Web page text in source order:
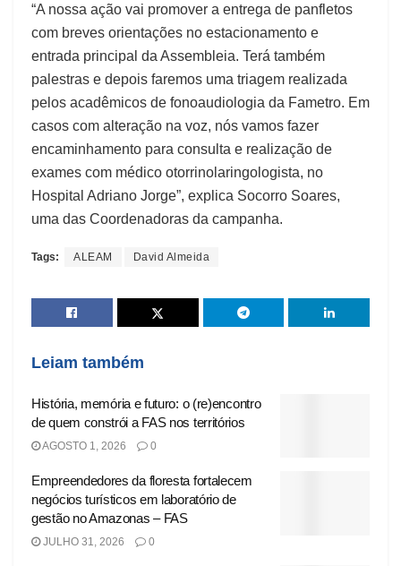
“A nossa ação vai promover a entrega de panfletos
com breves orientações no estacionamento e
entrada principal da Assembleia. Terá também
palestras e depois faremos uma triagem realizada
pelos acadêmicos de fonoaudiologia da Fametro. Em
casos com alteração na voz, nós vamos fazer
encaminhamento para consulta e realização de
exames com médico otorrinolaringologista, no
Hospital Adriano Jorge”, explica Socorro Soares,
uma das Coordenadoras da campanha.
Tags: ALEAM David Almeida
Leiam também
História, memória e futuro: o (re)encontro
de quem constrói a FAS nos territórios
AGOSTO 1, 2026 0
Empreendedores da floresta fortalecem
negócios turísticos em laboratório de
gestão no Amazonas – FAS
JULHO 31, 2026 0